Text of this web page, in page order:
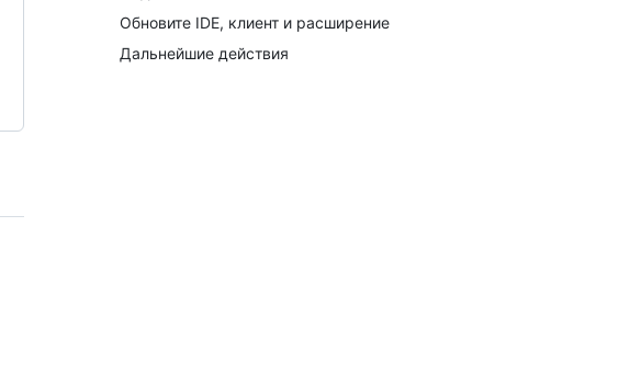
Обновите IDE, клиент и расширение
Дальнейшие действия